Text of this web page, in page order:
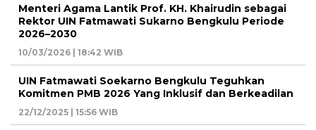
Menteri Agama Lantik Prof. KH. Khairudin sebagai
Rektor UIN Fatmawati Sukarno Bengkulu Periode
2026–2030
10/03/2026 | 18:42 WIB
UIN Fatmawati Soekarno Bengkulu Teguhkan
Komitmen PMB 2026 Yang Inklusif dan Berkeadilan
22/12/2025 | 15:56 WIB